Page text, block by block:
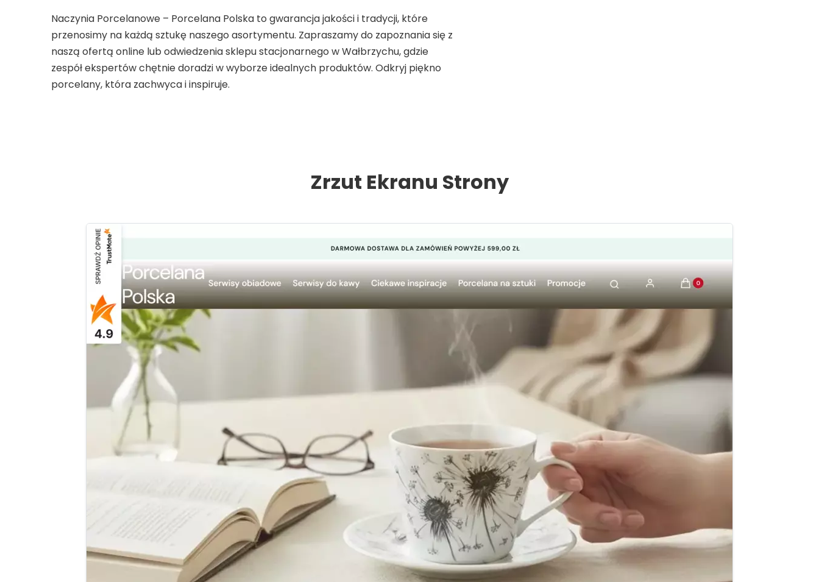
Naczynia Porcelanowe – Porcelana Polska to gwarancja jakości i tradycji, które
przenosimy na każdą sztukę naszego asortymentu. Zapraszamy do zapoznania się z
naszą ofertą online lub odwiedzenia sklepu stacjonarnego w Wałbrzychu, gdzie
zespół ekspertów chętnie doradzi w wyborze idealnych produktów. Odkryj piękno
porcelany, która zachwyca i inspiruje.
Zrzut Ekranu Strony